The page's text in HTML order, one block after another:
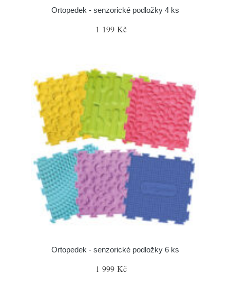
Ortopedek - senzorické podložky 4 ks
1 199 Kč
Ortopedek - senzorické podložky 6 ks
1 999 Kč